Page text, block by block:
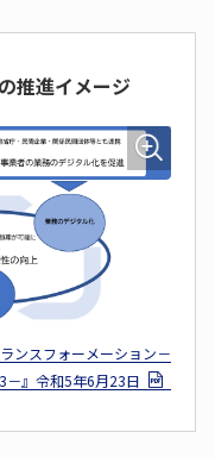
推進イメージ
ンスフォーメーション－
－』令和5年6月23日